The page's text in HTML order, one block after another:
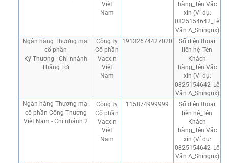
Việt
Nam
hàng_Tên Vắc
xin (Ví dụ:
0825154642_Lê
Văn A_Shingrix)
Ngân hàng Thương mại
cổ phần
Kỹ Thương - Chi nhánh
Thắng Lợi
Công ty
Cổ phần
Vacxin
Việt
Nam
19132674427020
Số điện thoại
liên hệ_Tên
Khách
hàng_Tên Vắc
xin (Ví dụ:
0825154642_Lê
Văn A_Shingrix)
Ngân hàng Thương mại
cổ phần Công Thương
Việt Nam - Chi nhánh 2
Công ty
Cổ phần
Vacxin
Việt
Nam
115874999999
Số điện thoại
liên hệ_Tên
Khách
hàng_Tên Vắc
xin (Ví dụ:
0825154642_Lê
Văn A_Shingrix)